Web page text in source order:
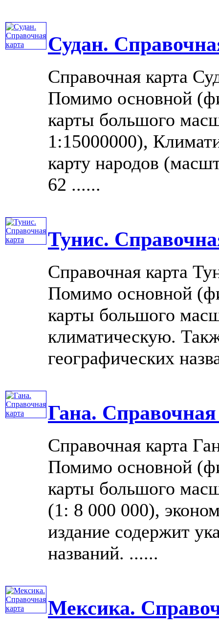
Судан.
Справочная карта
Помимо основной
карты большого
1:15000000),
карту народов
62 ......
Тунис.
Справочная карта
Помимо основной
карты большого
климатическую.
географических
Гана.
Справочная карта
Помимо основной
карты большого
(1: 8 000 000),
издание содержит
названий. ......
Мексика.